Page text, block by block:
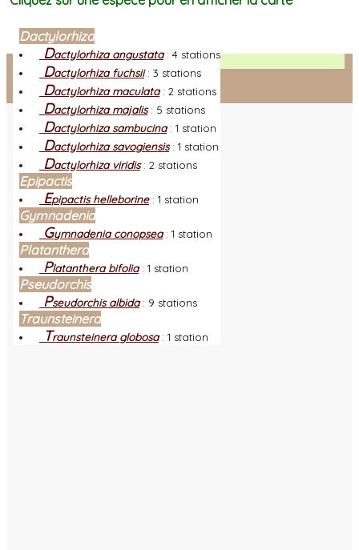
Facebook
Connexion adhérent
Dactylorhiza
Dactylorhiza angustata: 4 stations
Dactylorhiza fuchsii: 3 stations
Dactylorhiza maculata: 2 stations
Dactylorhiza majalis: 5 stations
Dactylorhiza sambucina: 1 station
Dactylorhiza savogiensis: 1 station
Dactylorhiza viridis: 2 stations
Epipactis
Epipactis helleborine: 1 station
Gymnadenia
Gymnadenia conopsea: 1 station
Platanthera
Platanthera bifolia: 1 station
Pseudorchis
Pseudorchis albida: 9 stations
Traunsteinera
Traunsteinera globosa: 1 station